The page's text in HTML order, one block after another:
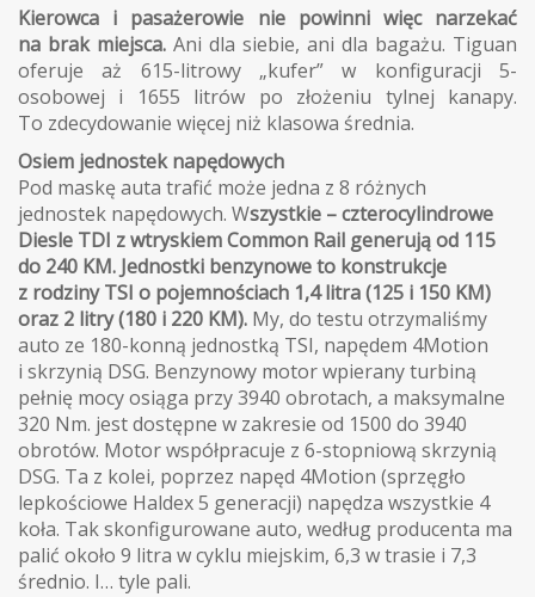
Kierowca i pasażerowie nie powinni więc narzekać
na brak miejsca. Ani dla siebie, ani dla bagażu. Tiguan
oferuje aż 615-litrowy „kufer” w konfiguracji 5-
osobowej i 1655 litrów po złożeniu tylnej kanapy.
To zdecydowanie więcej niż klasowa średnia.
Osiem jednostek napędowych
Pod maskę auta trafić może jedna z 8 różnych
jednostek napędowych. Wszystkie – czterocylindrowe
Diesle TDI z wtryskiem Common Rail generują od 115
do 240 KM. Jednostki benzynowe to konstrukcje
z rodziny TSI o pojemnościach 1,4 litra (125 i 150 KM)
oraz 2 litry (180 i 220 KM). My, do testu otrzymaliśmy
auto ze 180-konną jednostką TSI, napędem 4Motion
i skrzynią DSG. Benzynowy motor wpierany turbiną
pełnię mocy osiąga przy 3940 obrotach, a maksymalne
320 Nm. jest dostępne w zakresie od 1500 do 3940
obrotów. Motor współpracuje z 6-stopniową skrzynią
DSG. Ta z kolei, poprzez napęd 4Motion (sprzęgło
lepkościowe Haldex 5 generacji) napędza wszystkie 4
koła. Tak skonfigurowane auto, według producenta ma
palić około 9 litra w cyklu miejskim, 6,3 w trasie i 7,3
średnio. I… tyle pali.